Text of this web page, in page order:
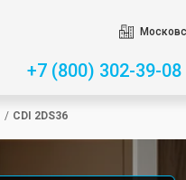
+7 (800) 302-39-08
/ CDI 2DS36